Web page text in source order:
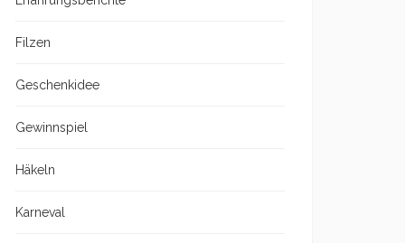
Filzen
Geschenkidee
Gewinnspiel
Häkeln
Karneval